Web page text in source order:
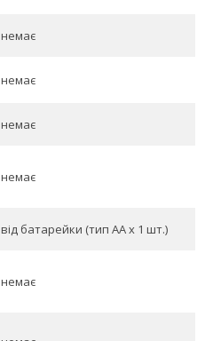
немає
немає
немає
немає
від батарейки (тип АА x 1 шт.)
немає